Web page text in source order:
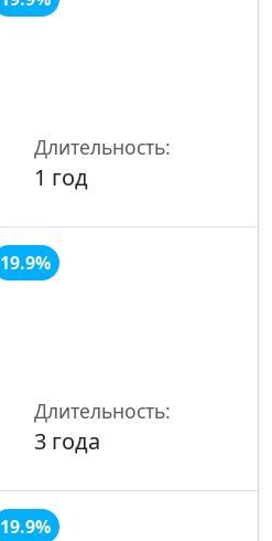
Длительность:
1 год
19.9%
Длительность:
3 года
19.9%